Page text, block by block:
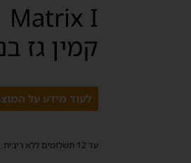
Matrix I
קמין גז
לעוד מידע על
עד 12 תשלומים ללא ריבית